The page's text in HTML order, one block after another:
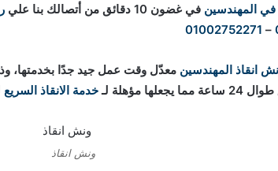
المهندسين في غضون 10 دقائق من أتصالك بنا علي
–
01002752271
انقاذ المهندسين معدّل وقت عمل جيد جدًا بخدمتها،
خدمة الانقاذ السريع
ونش انقاذ